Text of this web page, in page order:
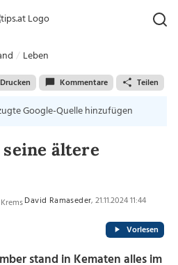
Leben
Drucken Kommentare Teilen
Google-Quelle hinzufügen
ältere
David Ramaseder, 21.11.2024 11:44
Vorlesen
stand in Kematen alles im